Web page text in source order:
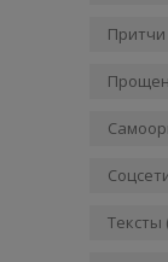
Притчи
Тексты